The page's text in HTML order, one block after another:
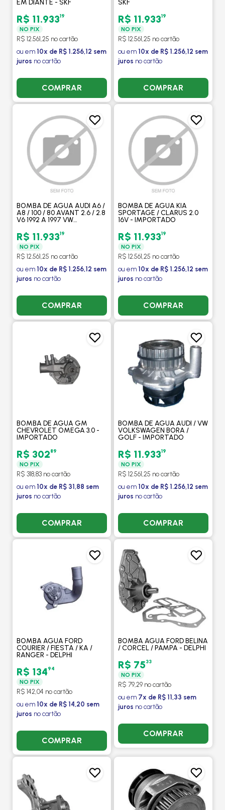
EM DIANTE - SKF
R$ 11.93319
NO PIX
R$ 12.561,25 no cartão
ou em 10x de R$ 1.256,12 sem
juros no cartão
COMPRAR
SKF
R$ 11.93319
NO PIX
R$ 12.561,25 no cartão
ou em 10x de R$ 1.256,12 sem
juros no cartão
COMPRAR
BOMBA DE AGUA AUDI A6 /
A8 / 100 / 80 AVANT 2.6 / 2.8
V6 1992 A 1997 VW
1995 A 1996 - IMPORTADO
R$ 11.93319
NO PIX
R$ 12.561,25 no cartão
ou em 10x de R$ 1.256,12 sem
juros no cartão
COMPRAR
BOMBA DE AGUA KIA
SPORTAGE / CLARUS 2.0
16V - IMPORTADO
R$ 11.93319
NO PIX
R$ 12.561,25 no cartão
ou em 10x de R$ 1.256,12 sem
juros no cartão
COMPRAR
BOMBA DE AGUA GM
CHEVROLET OMEGA 3.0 -
IMPORTADO
R$ 30289
NO PIX
R$ 318,83 no cartão
ou em 10x de R$ 31,88 sem
juros no cartão
COMPRAR
BOMBA DE AGUA AUDI / VW
VOLKSWAGEN BORA /
GOLF - IMPORTADO
R$ 11.93319
NO PIX
R$ 12.561,25 no cartão
ou em 10x de R$ 1.256,12 sem
juros no cartão
COMPRAR
BOMBA AGUA FORD
COURIER / FIESTA / KA /
RANGER - DELPHI
R$ 13494
NO PIX
R$ 142,04 no cartão
ou em 10x de R$ 14,20 sem
juros no cartão
COMPRAR
BOMBA AGUA FORD BELINA
/ CORCEL / PAMPA - DELPHI
R$ 7533
NO PIX
R$ 79,29 no cartão
ou em 7x de R$ 11,33 sem
juros no cartão
COMPRAR